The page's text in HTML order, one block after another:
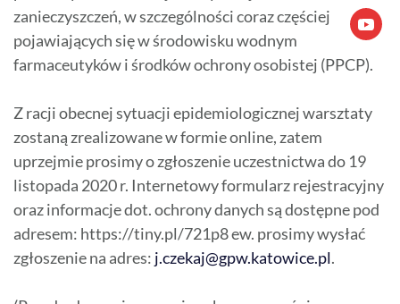
zanieczyszczeń, w szczególności coraz częściej
pojawiających się w środowisku wodnym
farmaceutyków i środków ochrony osobistej (PPCP).
Z racji obecnej sytuacji epidemiologicznej warsztaty
zostaną zrealizowane w formie online, zatem
uprzejmie prosimy o zgłoszenie uczestnictwa do 19
listopada 2020 r. Internetowy formularz rejestracyjny
oraz informacje dot. ochrony danych są dostępne pod
adresem: https://tiny.pl/721p8 ew. prosimy wysłać
zgłoszenie na adres: j.czekaj@gpw.katowice.pl.